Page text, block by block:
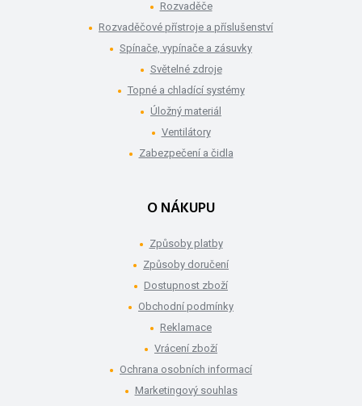
Rozvaděče
Rozvaděčové přístroje a příslušenství
Spínače, vypínače a zásuvky
Světelné zdroje
Topné a chladící systémy
Úložný materiál
Ventilátory
Zabezpečení a čidla
O NÁKUPU
Způsoby platby
Způsoby doručení
Dostupnost zboží
Obchodní podmínky
Reklamace
Vrácení zboží
Ochrana osobních informací
Marketingový souhlas